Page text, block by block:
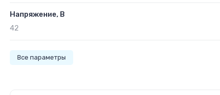
Напряжение, В
42
Все параметры